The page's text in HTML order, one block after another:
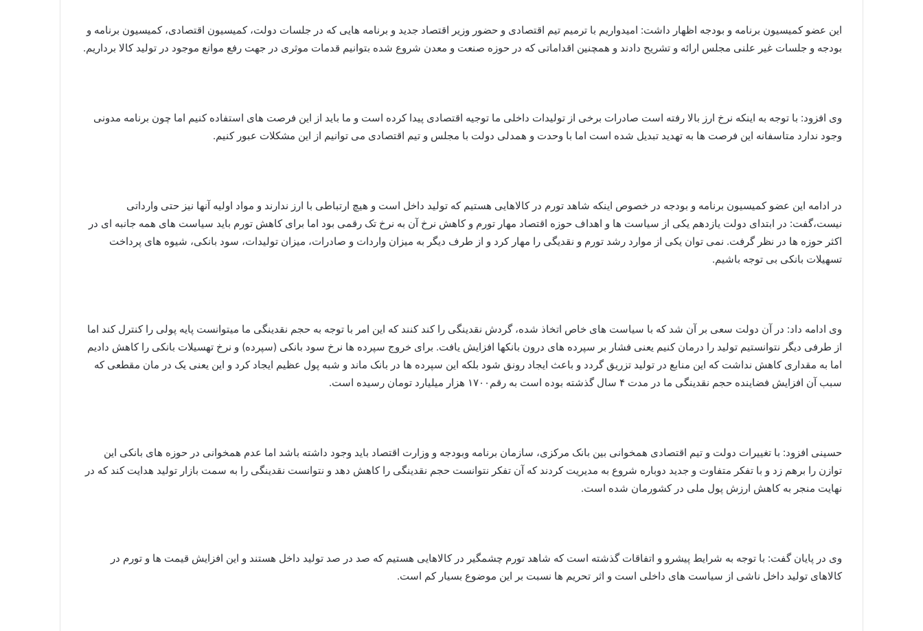
این عضو کمیسیون برنامه و بودجه اظهار داشت: امیدواریم با ترمیم تیم اقتصادی و حضور وزیر اقتصاد جدید و برنامه هایی که در جلسات دولت، کمیسیون اقتصادی، کمیسیون برنامه و
بودجه و جلسات غیر علنی مجلس ارائه و تشریح دادند و همچنین اقداماتی که در حوزه صنعت و معدن شروع شده بتوانیم قدمات موثری در جهت رفع موانع موجود در تولید کالا برداریم.
وی افزود: با توجه به اینکه نرخ ارز بالا رفته است صادرات برخی از تولیدات داخلی ما توجیه اقتصادی پیدا کرده است و ما باید از این فرصت های استفاده کنیم اما چون برنامه مدونی
وجود ندارد متاسفانه این فرصت ها به تهدید تبدیل شده است اما با وحدت و همدلی دولت با مجلس و تیم اقتصادی می توانیم از این مشکلات عبور کنیم.
در ادامه این عضو کمیسیون برنامه و بودجه در خصوص اینکه شاهد تورم در کالاهایی هستیم که تولید داخل است و هیچ ارتباطی با ارز ندارند و مواد اولیه آنها نیز حتی وارداتی
نیست،گفت: در ابتدای دولت یازدهم یکی از سیاست ها و اهداف حوزه اقتصاد مهار تورم و کاهش نرخ آن به نرخ تک رقمی بود اما برای کاهش تورم باید سیاست های همه جانبه ای در
اکثر حوزه ها در نظر گرفت. نمی توان یکی از موارد رشد تورم و نقدیگی را مهار کرد و از طرف دیگر به میزان واردات و صادرات، میزان تولیدات، سود بانکی، شیوه های پرداخت
تسهیلات بانکی بی توجه باشیم.
وی ادامه داد: در آن دولت سعی بر آن شد که با سیاست های خاص اتخاذ شده، گردش نقدینگی را کند کنند که این امر با توجه به حجم نقدینگی ما میتوانست پایه پولی را کنترل کند اما
از طرفی دیگر نتوانستیم تولید را درمان کنیم یعنی فشار بر سپرده های درون بانکها افزایش یافت. برای خروج سپرده ها نرخ سود بانکی (سپرده) و نرخ تهسیلات بانکی را کاهش دادیم
اما به مقداری کاهش نداشت که این منابع در تولید تزریق گردد و باعث ایجاد رونق شود بلکه این سپرده ها در بانک ماند و شبه پول عظیم ایجاد کرد و این یعنی یک در مان مقطعی که
سبب آن افزایش فضاینده حجم نقدینگی ما در مدت ۴ سال گذشته بوده است به رقم۱۷۰۰ هزار میلیارد تومان رسیده است.
حسینی افزود: با تغییرات دولت و تیم اقتصادی همخوانی بین بانک مرکزی، سازمان برنامه وبودجه و وزارت اقتصاد باید وجود داشته باشد اما عدم همخوانی در حوزه های بانکی این
توازن را برهم زد و با تفکر متفاوت و جدید دوباره شروع به مدیریت کردند که آن تفکر نتوانست حجم نقدینگی را کاهش دهد و نتوانست نقدینگی را به سمت بازار تولید هدایت کند که در
نهایت منجر به کاهش ارزش پول ملی در کشورمان شده است.
وی در پایان گفت: با توجه به شرایط پیشرو و اتفاقات گذشته است که شاهد تورم چشمگیر در کالاهایی هستیم که صد در صد تولید داخل هستند و این افزایش قیمت ها و تورم در
کالاهای تولید داخل ناشی از سیاست های داخلی است و اثر تحریم ها نسبت بر این موضوع بسیار کم است.